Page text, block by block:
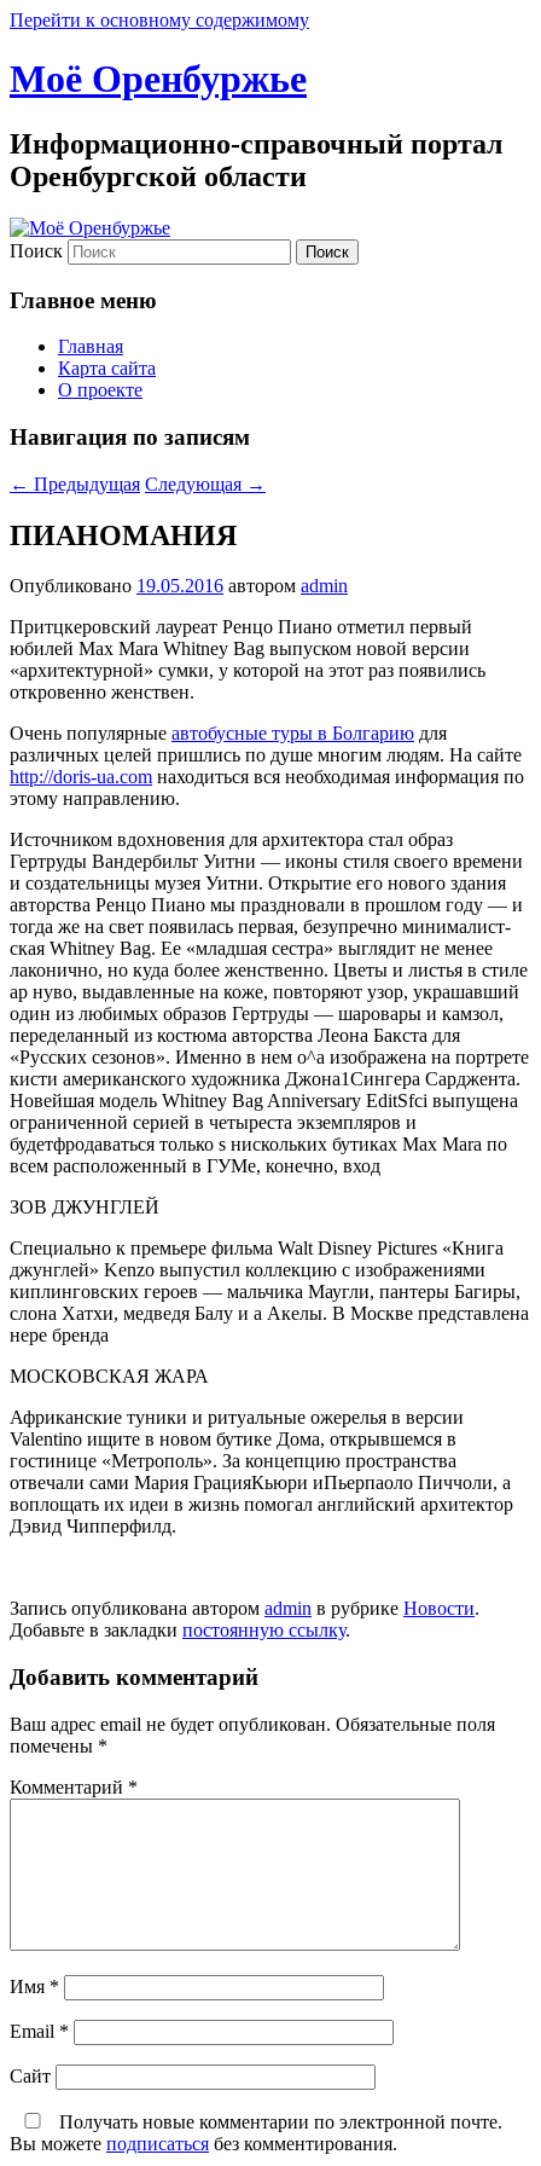
Перейти к основному содержимому
Моё Оренбуржье
Информационно-справочный портал
Оренбургской области
Поиск
Главное меню
Главная
Карта сайта
О проекте
Навигация по записям
← Предыдущая Следующая →
ПИАНОМАНИЯ
Опубликовано 19.05.2016 автором admin
Притцкеровский лауреат Ренцо Пиано отметил первый
юбилей Max Mara Whitney Bag выпуском новой версии
«архитектурной» сумки, у которой на этот раз появились
откровенно женствен.
Очень популярные автобусные туры в Болгарию для
различных целей пришлись по душе многим людям. На сайте
http://doris-ua.com находиться вся необходимая информация по
этому направлению.
Источником вдохновения для архитектора стал образ
Гертруды Вандербильт Уитни — иконы стиля своего времени
и создатель­ницы музея Уитни. Открытие его нового здания
авторства Ренцо Пиано мы празд­новали в прошлом году — и
тогда же на свет появилась первая, безупречно минималист­
ская Whitney Bag. Ее «младшая сестра» вы­глядит не менее
лаконично, но куда более женственно. Цветы и листья в стиле
ар нуво, выдавленные на коже, повторяют узор, украшавший
один из любимых образов Гертруды — шаровары и камзол,
переделанный из костюма авторства Леона Бакста для
«Русских сезонов». Именно в нем о^а изображена на пор­трете
кисти американского художника Джона1Сингера Сарджента.
Новейшая модель Whitney Bag Anniversary EditSfci выпущена
ограни­ченной серией в четыреста экземпляров и
будетфродаваться только s нискольких бутиках Max Mara по
всем расположенный в ГУМе, конечно, вход
ЗОВ ДЖУНГЛЕЙ
Специально к премьере фильма Walt Disney Pictures «Книга
джунглей» Kenzo выпустил коллекцию с изображениями
киплинговских героев — мальчика Маугли, пантеры Багиры,
слона Хатхи, медведя Балу и а Акелы. В Москве представлена
нере бренда
МОСКОВСКАЯ ЖАРА
Африканские туники и ритуальные ожерелья в версии
Valentino ищите в новом бутике Дома, открывшемся в
гостинице «Метрополь». За концепцию пространства
отвечали сами Мария ГрацияКьюри иПьерпаоло Пиччоли, а
воплощать их идеи в жизнь помогал английский архитектор
Дэвид Чипперфилд.
Запись опубликована автором admin в рубрике Новости.
Добавьте в закладки постоянную ссылку.
Добавить комментарий
Ваш адрес email не будет опубликован. Обязательные поля
помечены *
Комментарий *
Имя *
Email *
Сайт
Получать новые комментарии по электронной почте.
Вы можете подписаться без комментирования.